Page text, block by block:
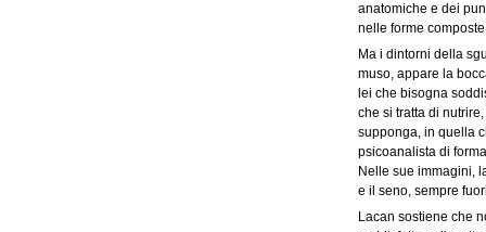
anatomiche e dei
nelle forme
Ma i dintorni della
muso, appare la
lei che bisogna
che si tratta di
supponga, in quella
psicoanalista di
Nelle sue immagini,
e il seno, sempre
Lacan sostiene che